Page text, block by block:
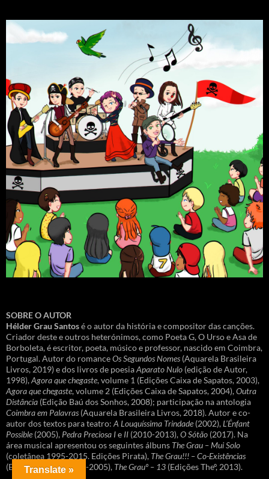
SOBRE O AUTOR
Hélder Grau Santosé o autor da história e compositor das canções.
Criador deste e outros heterónimos, como Poeta G, O Urso e Asa de
Borboleta, é escritor, poeta, músico e professor, nascido em Coimbra,
Portugal. Autor do romanceOs Segundos Nomes (Aquarela Brasileira
Livros, 2019) e dos livros de poesiaAparato Nulo (edição de Autor,
1998),Agora que chegaste, volume 1 (Edições Caixa de Sapatos, 2003),
Agora que chegaste, volume 2 (Edições Caixa de Sapatos, 2004),Outra
Distância (Edição Baú dos Sonhos, 2008); participação na antologia
Coimbra em Palavras (Aquarela Brasileira Livros, 2018). Autor e co-
autor dos textos para teatro: A Louquíssima Trindade (2002),L’Énfant
Possible (2005), Pedra Preciosa Ie II (2010-2013),O Sótão (2017). Na
área musical apresentou os seguintes álbuns The Grau – Mui Solo
(coletânea 1995-2015. Edições Pirata), The Grau!!! – Co-Existências
(Edições Pirataº, 1999-2005), The Grauº – 13 (Edições Theº, 2013).
Translate »